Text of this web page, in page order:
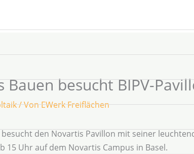
Bauen besucht BIPV-
/ VonEWerk Freiflächen
den Novartis Pavillon mit seiner
15 Uhr auf dem Novartis Campus in Basel.